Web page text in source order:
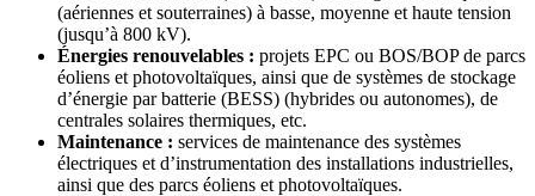
(aériennes et souterraines) à basse, moyenne et haute tension
(jusqu’à 800 kV).
Énergies renouvelables : projets EPC ou BOS/BOP de parcs
éoliens et photovoltaïques, ainsi que de systèmes de stockage
d’énergie par batterie (BESS) (hybrides ou autonomes), de
centrales solaires thermiques, etc.
Maintenance : services de maintenance des systèmes
électriques et d’instrumentation des installations industrielles,
ainsi que des parcs éoliens et photovoltaïques.